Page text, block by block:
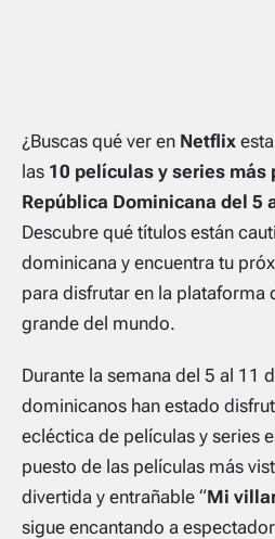
¿Buscas qué ver en Netflix
las 10 películas y series más
República Dominicana del 5
Descubre qué títulos están
dominicana y encuentra tu
para disfrutar en la plataforma
grande del mundo.
Durante la semana del 5 al 11
dominicanos han estado
ecléctica de películas y series
puesto de las películas más
divertida y entrañable “Mi
sigue encantando a